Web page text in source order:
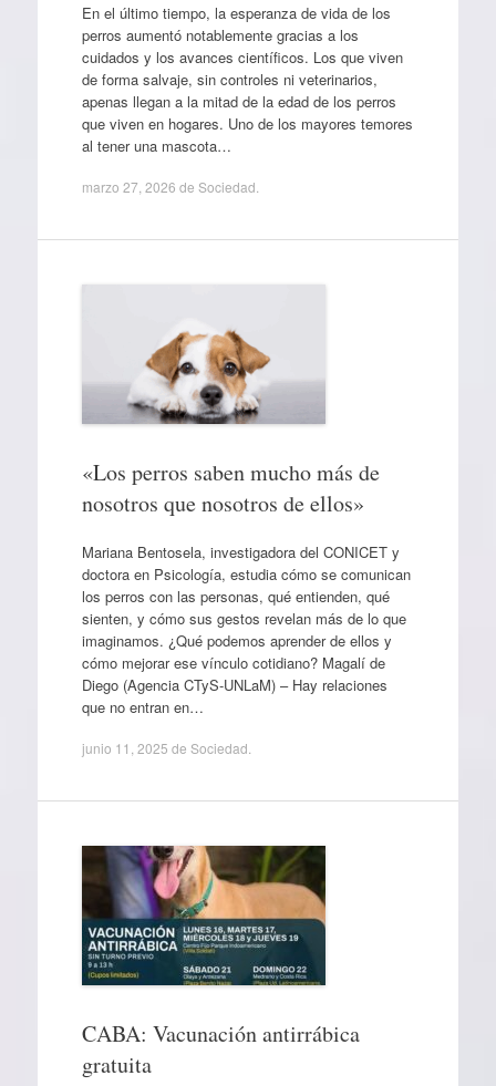
En el último tiempo, la esperanza de vida de los
perros aumentó notablemente gracias a los
cuidados y los avances científicos. Los que viven
de forma salvaje, sin controles ni veterinarios,
apenas llegan a la mitad de la edad de los perros
que viven en hogares. Uno de los mayores temores
al tener una mascota…
marzo 27, 2026 de Sociedad
«Los perros saben mucho más de
nosotros que nosotros de ellos»
Mariana Bentosela, investigadora del CONICET y
doctora en Psicología, estudia cómo se comunican
los perros con las personas, qué entienden, qué
sienten, y cómo sus gestos revelan más de lo que
imaginamos. ¿Qué podemos aprender de ellos y
cómo mejorar ese vínculo cotidiano? Magalí de
Diego (Agencia CTyS-UNLaM) – Hay relaciones
que no entran en…
junio 11, 2025 de Sociedad
CABA: Vacunación antirrábica
gratuita